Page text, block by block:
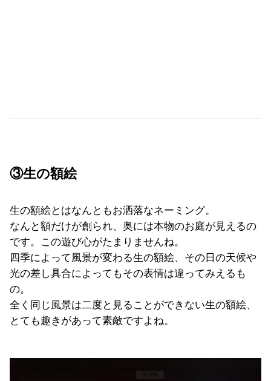
③生の額絵
生の額絵とはなんともお洒落なネーミング。
なんと額だけが創られ、奥には本物のお庭が見えるの
です。この遊び心がたまりませんね。
四季によって風景が変わる生の額絵、その日の天候や
光の差し具合によってもその表情は違ってみえるも
の。
全く同じ風景は二度と見ることができない生の額絵、
とても趣きがあって素敵ですよね。